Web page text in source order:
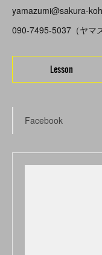
yamazumi@sakura-
090-7495-5037（ヤマ
Lesson
Facebook